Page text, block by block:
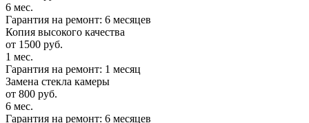
6 мес.
Гарантия на ремонт: 6 месяцев
Копия высокого качества
от 1500 руб.
1 мес.
Гарантия на ремонт: 1 месяц
Замена стекла камеры
от 800 руб.
6 мес.
Гарантия на ремонт: 6 месяцев